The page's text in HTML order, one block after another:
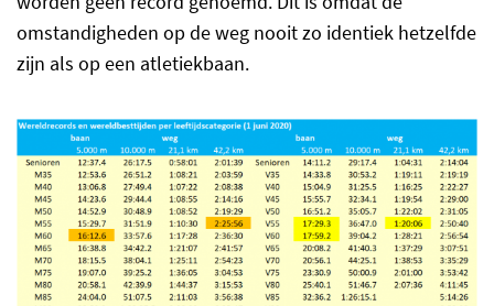
omstandigheden op de weg nooit zo identiek hetzelfde
zijn als op een atletiekbaan.